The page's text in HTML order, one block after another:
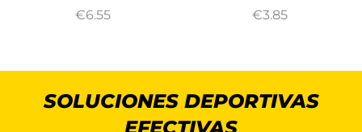
€6.55 €3.85
SOLUCIONES DEPORTIVAS